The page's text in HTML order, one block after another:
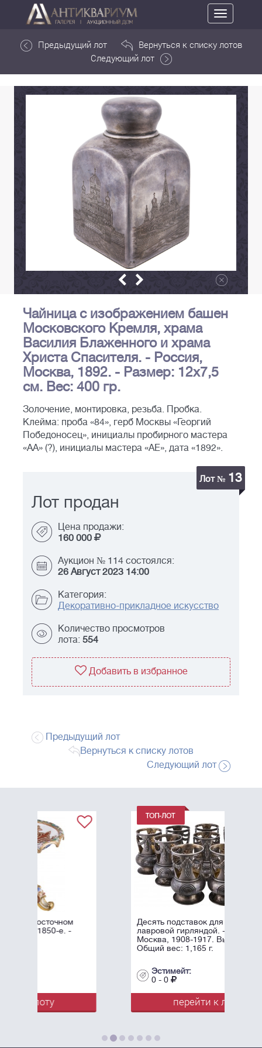
Toggle
navigation
Предыдущий лот
Вернуться к списку лотов
Следующий лот
Чайница с изображением башен
Московского Кремля, храма
Василия Блаженного и храма
Христа Спасителя. - Россия,
Москва, 1892. - Размер: 12х7,5
см. Вес: 400 гр.
Золочение, монтировка, резьба. Пробка.
Клейма: проба «84», герб Москвы «Георгий
Победоносец», инициалы пробирного мастера
«АА» (?), инициалы мастера «АЕ», дата «1892».
Лот № 13
Лот продан
Цена продажи:
160 000
Аукцион № 114 состоялся:
26 Август 2023 14:00
Категория:
Декоративно-прикладное искусство
Количество просмотров
лота: 554
Добавить в избранное
Предыдущий лот
Вернуться к списку лотов
Следующий лот
Десять подставок для рюмок с
лавровой гирляндой. - Россия,
Москва, 1908-1917. Высота: 8,5 см.
Общий вес: 1,165 г.